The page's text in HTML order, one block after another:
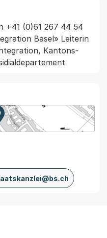
+41 (0)61 267 44 54
Basel» Leiterin
Kantons-
Karte von MapBS.
Link, wird in einem